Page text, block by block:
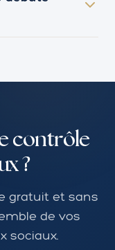
en autonomie
rythme,
contrôle
?
gratuit et sans
de vos
sociaux.